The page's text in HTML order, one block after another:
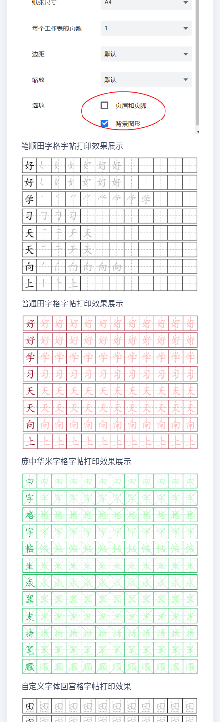
笔顺田字格字帖打印效果展示
普通田字格字帖打印效果展示
庞中华米字格字帖打印效果展示
自定义字体回宫格字帖打印效果